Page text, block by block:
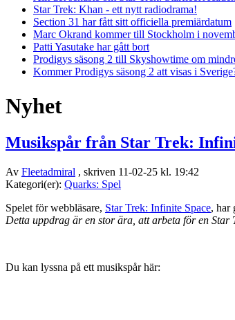
Star Trek: Khan - ett nytt radiodrama!
Section 31 har fått sitt officiella premiärdatum
Marc Okrand kommer till Stockholm i
Patti Yasutake har gått bort
Prodigys säsong 2 till Skyshowtime om
Kommer Prodigys säsong 2 att visas i
Nyhet
Musikspår från Star Trek:
Av Fleetadmiral , skriven 11-02-25 kl. 19:42
Kategori(er): Quarks: Spel
Spelet för webbläsare, Star Trek: Infinite Space, har
Detta uppdrag är en stor ära, att arbeta för en
Du kan lyssna på ett musikspår här: